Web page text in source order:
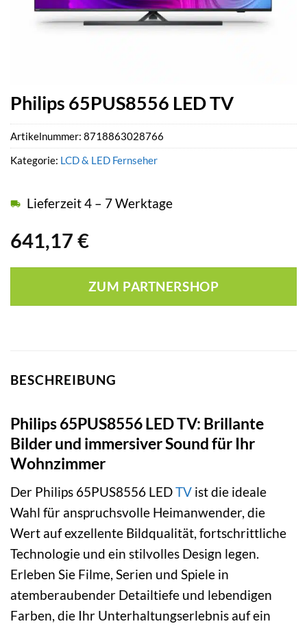
Philips 65PUS8556 LED TV
641,17 €
Lieferzeit 4 – 7 Werktage
ZUM PARTNERSHOP
Artikelnummer: 8718863028766
Kategorie: LCD & LED Fernseher
BESCHREIBUNG
Philips 65PUS8556 LED TV: Brillante
Bilder und immersiver Sound für Ihr
Wohnzimmer
Der Philips 65PUS8556 LEDTV ist die ideale
Wahl für anspruchsvolle Heimanwender, die
Wert auf exzellente Bildqualität, fortschrittliche
Technologie und ein stilvolles Design legen.
Erleben Sie Filme, Serien und Spiele in
atemberaubender Detailtiefe und lebendigen
Farben, die Ihr Unterhaltungserlebnis auf ein